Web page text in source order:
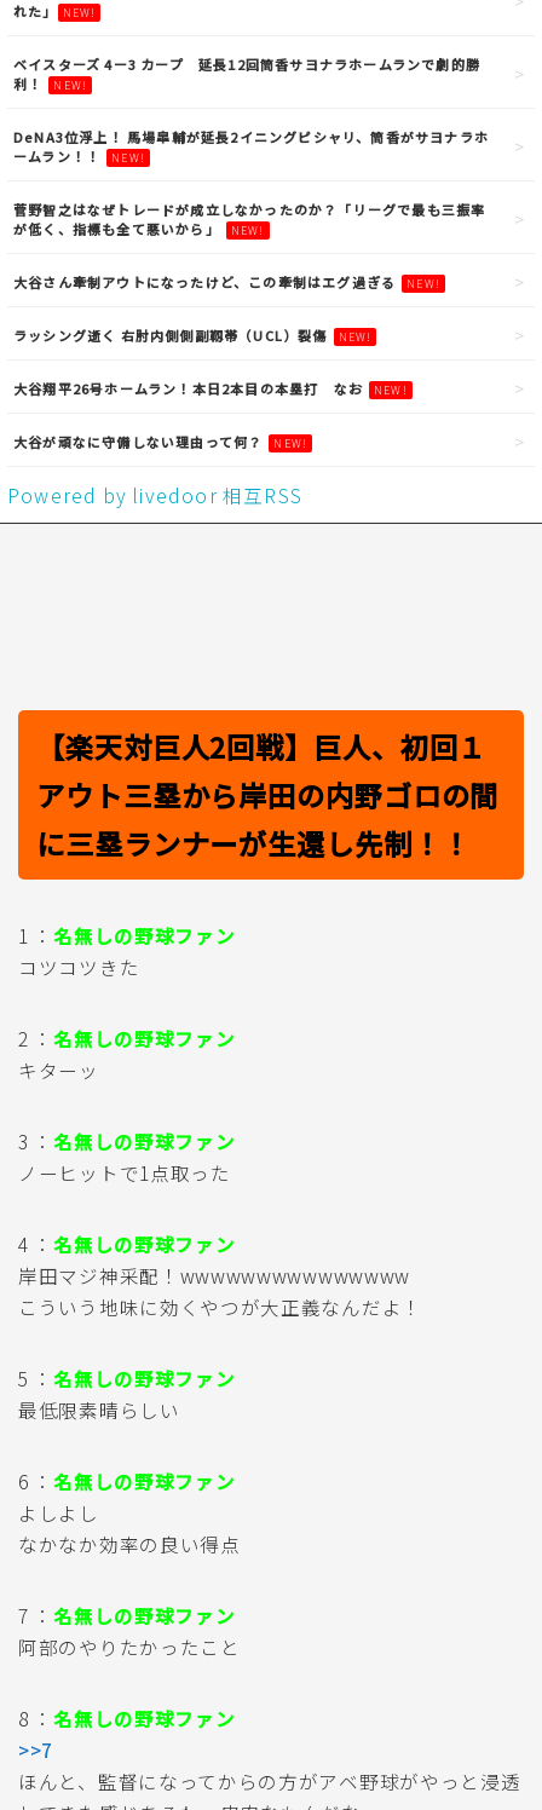
れた｣
NEW!
ベイスターズ 4ー3 カープ 延長12回筒香サヨナラホームランで劇的勝
利！
NEW!
DeNA3位浮上！ 馬場皐輔が延長2イニングピシャリ、筒香がサヨナラホ
ームラン！！
NEW!
菅野智之はなぜトレードが成立しなかったのか？「リーグで最も三振率
が低く、指標も全て悪いから」
NEW!
大谷さん牽制アウトになったけど、この牽制はエグ過ぎる NEW!
ラッシング逝く 右肘内側側副靱帯（UCL）裂傷 NEW!
大谷翔平26号ホームラン！本日2本目の本塁打 なお NEW!
大谷が頑なに守備しない理由って何？ NEW!
Powered by livedoor 相互RSS
【楽天対巨人2回戦】巨人、初回１
アウト三塁から岸田の内野ゴロの間
に三塁ランナーが生還し先制！！
1 ：名無しの野球ファン
コツコツきた
2 ：名無しの野球ファン
キターッ
3 ：名無しの野球ファン
ノーヒットで1点取った
4 ：名無しの野球ファン
岸田マジ神采配！wwwwwwwwwwwwwww
こういう地味に効くやつが大正義なんだよ！
5 ：名無しの野球ファン
最低限素晴らしい
6 ：名無しの野球ファン
よしよし
なかなか効率の良い得点
7 ：名無しの野球ファン
阿部のやりたかったこと
8 ：名無しの野球ファン
>>7
ほんと、監督になってからの方がアベ野球がやっと浸透